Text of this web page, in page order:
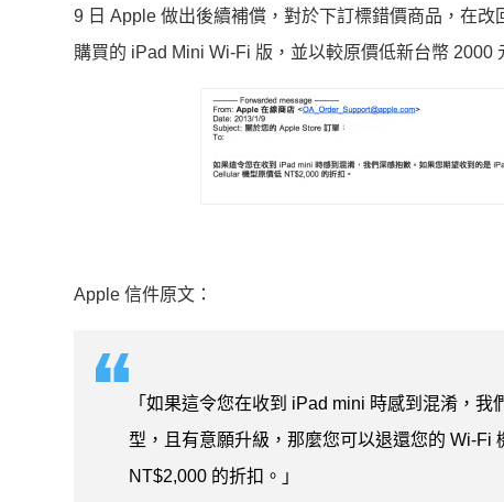
9 日 Apple 做出後續補償，對於下訂標錯價商品，在
購買的 iPad Mini Wi-Fi 版，並以較原價低新台幣 2000
Apple 信件原文：
「如果這令您在收到 iPad mini 時感到混淆，
型，且有意願升級，那麼您可以退還您的 Wi-
NT$2,000 的折扣。」